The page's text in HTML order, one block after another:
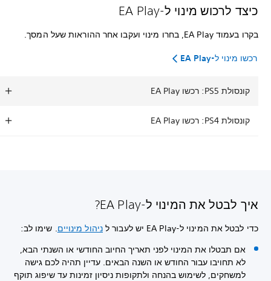
כיצד לרכוש מינוי ל-EA Play‏
בקרו בעמוד EA Play, בחרו מינוי ועקבו אחר ההוראות שעל המסך.
רכשו מינוי ל-EA Play
קונסולת PS5: רכשו EA Play
קונסולת PS4: רכשו EA Play
איך לבטל את המינוי ל-EA Play?
כדי לבטל את המינוי ל-EA Play יש לעבור ל ניהול מינויים. שימו לב:
אם תבטלו את המינוי לפני תאריך החיוב החודשי או השנתי הבא,
לא תחויבו עבור החודש או השנה הבאים. עדיין תהיה לכם גישה
למשחקים, לשימוש בהנחה ולתקופות ניסיון זמינות עד שיפוג תוקף